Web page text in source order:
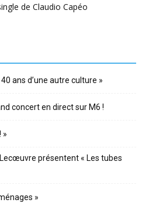
de Claudio Capéo
ans d’une autre culture »
concert en direct sur M6 !
»
présentent « Les tubes
»